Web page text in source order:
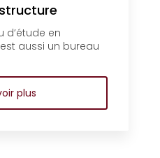
d’étude en
aussi un bureau
plus